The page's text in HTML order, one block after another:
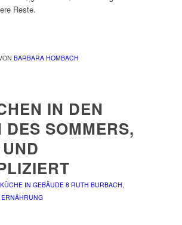
Reste.
BARBARA HOMBACH
IN DEN
DES SOMMERS,
IN GEBÄUDE 8 RUTH BURBACH,
ERNÄHRUNG